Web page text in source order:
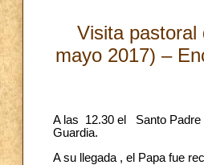
Visita pastoral
mayo 2017) –
A las 12.30 el Santo Padre
Guardia.
A su llegada , el Papa fue